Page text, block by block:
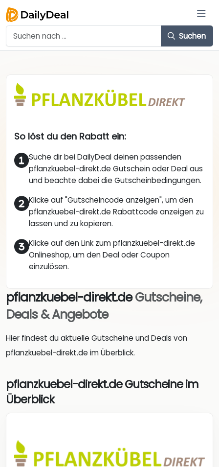
Suchen
So löst du den Rabatt ein:
Suche dir bei DailyDeal deinen passenden
pflanzkuebel-direkt.de Gutschein oder Deal aus
und beachte dabei die Gutscheinbedingungen.
Klicke auf "Gutscheincode anzeigen", um den
pflanzkuebel-direkt.de Rabattcode anzeigen zu
lassen und zu kopieren.
Klicke auf den Link zum pflanzkuebel-direkt.de
Onlineshop, um den Deal oder Coupon
einzulösen.
pflanzkuebel-direkt.deGutscheine,
Deals & Angebote
Hier findest du aktuelle Gutscheine und Deals von
pflanzkuebel-direkt.de im Überblick.
pflanzkuebel-direkt.de Gutscheine im
Überblick